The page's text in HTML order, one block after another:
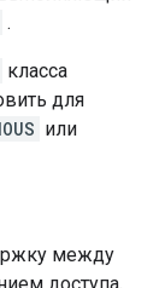
.
класса
для
или
между